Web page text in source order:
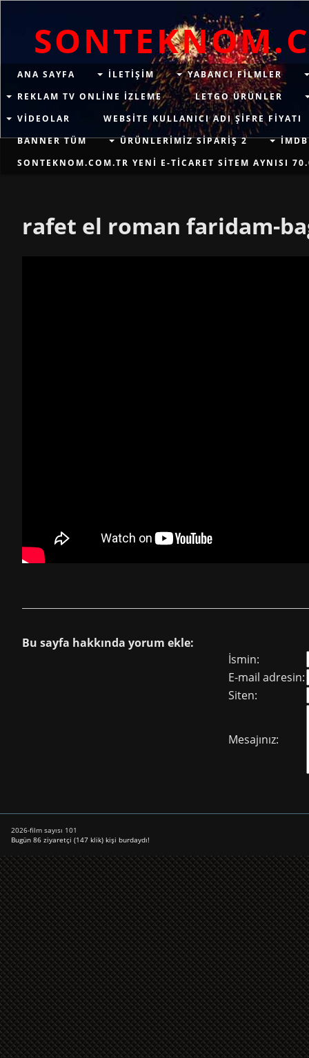
ANA SAYFA ILETIŞIM
YABANCI FILMLER
REKLAM TV ONLINE IZLEME
LETGO ÜRÜNLER
VIDEOLAR
WEBSITE KULLANICI ADI ŞIFRE FIYATI
BANNER TÜM
ÜRÜNLERIMIZ SIPARIŞ 2
SONTEKNOM.COM.TR YENI E-TICARET SITEM AYNISI
rafet el roman faridam-
Bu sayfa hakkında yorum ekle:
İsmin:
E-mail adresin:
Siten:
Mesajınız:
2026-film sayısı 101
Bugün 86 ziyaretçi (147 klik) kişi burdaydı!